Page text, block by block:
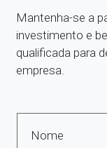
Mantenha-se a
investimento e
qualificada para
empresa.
Nome